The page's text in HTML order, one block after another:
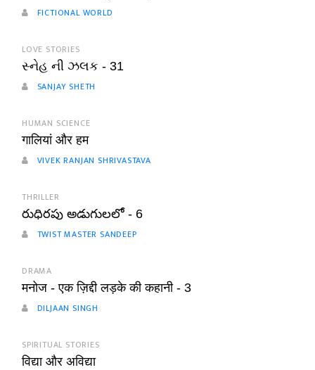
FICTIONAL WORLD
LOVE STORIES
સ્નેહ ની ઝલક - 31
SANJAY SHETH
HUMAN SCIENCE
गालियां और हम
VIVEK RANJAN SHRIVASTAVA
THRILLER
రుధిరపు అడుగులలో - 6
TWIST MASTER SANDEEP
DRAMA
मनोज - एक ज़िद्दी लड़के की कहानी - 3
DILJAAN SINGH
SPIRITUAL STORIES
विद्या और अविद्या